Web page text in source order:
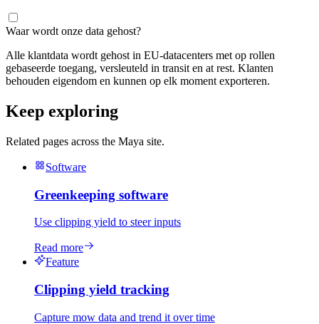
Waar wordt onze data gehost?
Alle klantdata wordt gehost in EU-datacenters met op rollen
gebaseerde toegang, versleuteld in transit en at rest. Klanten
behouden eigendom en kunnen op elk moment exporteren.
Keep exploring
Related pages across the Maya site.
Software
Greenkeeping software
Use clipping yield to steer inputs
Read more
Feature
Clipping yield tracking
Capture mow data and trend it over time